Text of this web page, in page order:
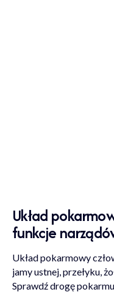
Układ
funkcje
Układ pokarmowy
jamy ustnej, przełyku,
Sprawdź drogę